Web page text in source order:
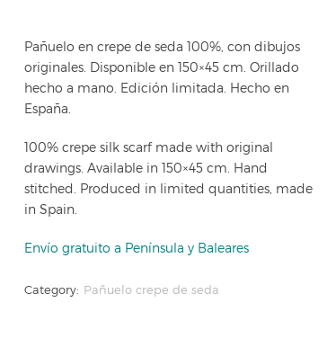
Pañuelo en crepe de seda 100%, con dibujos
originales. Disponible en 150×45 cm. Orillado
hecho a mano. Edición limitada. Hecho en
España.
100% crepe silk scarf made with original
drawings. Available in 150×45 cm. Hand
stitched. Produced in limited quantities, made
in Spain.
Envío gratuito a Península y Baleares
Category: Pañuelo crepe de seda